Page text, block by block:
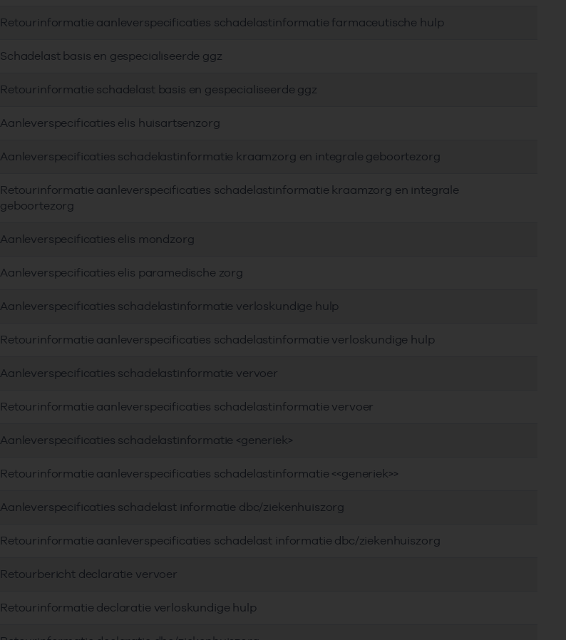
Retourinformatie aanleverspecificaties schadelastinformatie farmaceutische hulp
Schadelast basis en gespecialiseerde ggz
Retourinformatie schadelast basis en gespecialiseerde ggz
Aanleverspecificaties elis huisartsenzorg
Aanleverspecificaties schadelastinformatie kraamzorg en integrale geboortezorg
Retourinformatie aanleverspecificaties schadelastinformatie kraamzorg en integrale
geboortezorg
Aanleverspecificaties elis mondzorg
Aanleverspecificaties elis paramedische zorg
Aanleverspecificaties schadelastinformatie verloskundige hulp
Retourinformatie aanleverspecificaties schadelastinformatie verloskundige hulp
Aanleverspecificaties schadelastinformatie vervoer
Retourinformatie aanleverspecificaties schadelastinformatie vervoer
Aanleverspecificaties schadelastinformatie <generiek>
Retourinformatie aanleverspecificaties schadelastinformatie <<generiek>>
Aanleverspecificaties schadelast informatie dbc/ziekenhuiszorg
Retourinformatie aanleverspecificaties schadelast informatie dbc/ziekenhuiszorg
Retourbericht declaratie vervoer
Retourinformatie declaratie verloskundige hulp